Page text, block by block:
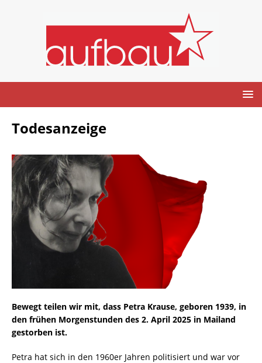
Todesanzeige
Bewegt teilen wir mit, dass Petra Krause, geboren 1939, in
den frühen Morgenstunden des 2. April 2025 in Mailand
gestorben ist.
Petra hat sich in den 1960er Jahren politisiert und war vor